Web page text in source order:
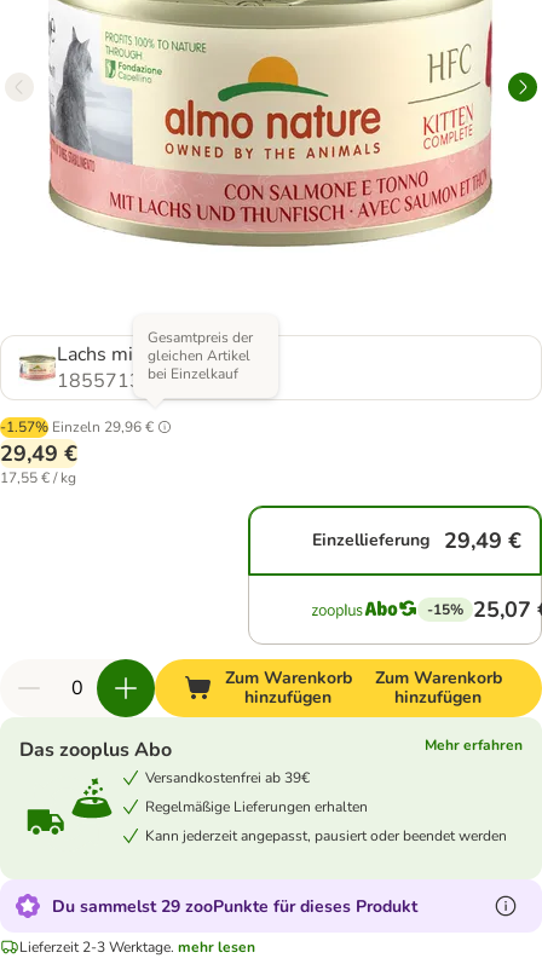
Lachs mit Thunfisch
1855713.0
-1.57% Einzeln 29,96 €
Gesamtpreis der
gleichen Artikel
bei Einzelkauf
29,49 €
17,55 € / kg
Einzellieferung 29,49 €
-15% 25,07
Zum Warenkorb
hinzufügen
Zum Warenkorb
hinzufügen
Das zooplus Abo
Mehr erfahren
Versandkostenfrei ab 39€
Regelmäßige Lieferungen erhalten
Kann jederzeit angepasst, pausiert oder beendet werden
Du sammelst 29 zooPunkte für dieses Produkt
Lieferzeit 2-3 Werktage. mehr lesen